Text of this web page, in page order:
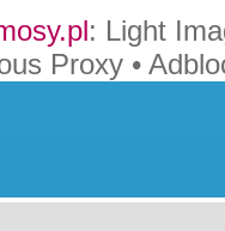
: Light
Proxy •